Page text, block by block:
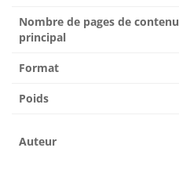
Nombre de pages de contenu
principal
Format
Poids
Auteur